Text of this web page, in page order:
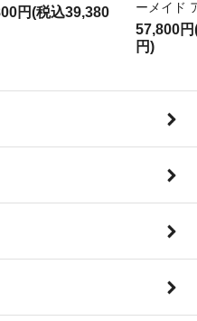
円(税込39,380
ーメイド
57,800
円)